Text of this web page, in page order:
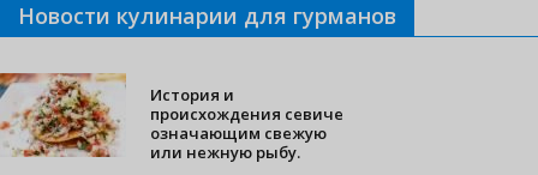
Новости кулинарии для гурманов
История и
происхождения севиче
означающим свежую
или нежную рыбу.